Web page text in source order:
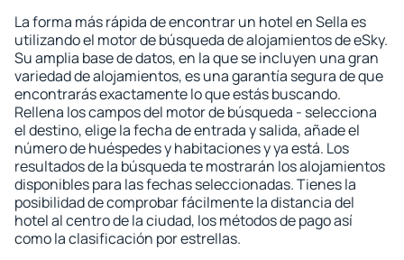
La forma más rápida de encontrar un hotel en Sella es
utilizando el motor de búsqueda de alojamientos de eSky.
Su amplia base de datos, en la que se incluyen una gran
variedad de alojamientos, es una garantía segura de que
encontrarás exactamente lo que estás buscando.
Rellena los campos del motor de búsqueda - selecciona
el destino, elige la fecha de entrada y salida, añade el
número de huéspedes y habitaciones y ya está. Los
resultados de la búsqueda te mostrarán los alojamientos
disponibles para las fechas seleccionadas. Tienes la
posibilidad de comprobar fácilmente la distancia del
hotel al centro de la ciudad, los métodos de pago así
como la clasificación por estrellas.